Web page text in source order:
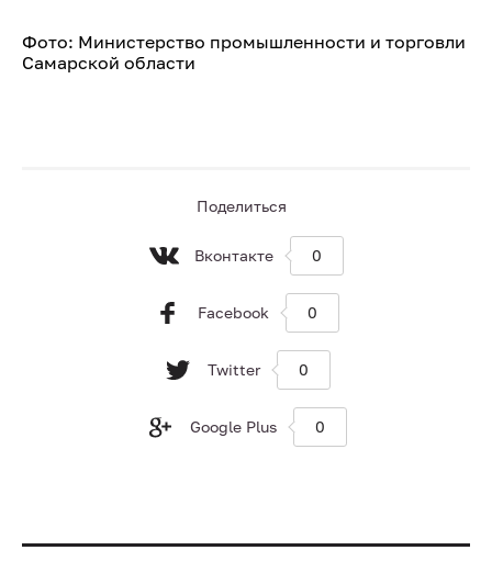
Фото: Министерство промышленности и торговли
Самарской области
Поделиться
Вконтакте 0
Facebook 0
Twitter 0
Google Plus 0